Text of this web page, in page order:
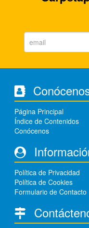
Página Principal
Índice de Contenidos
Conócenos
Política de Privacidad
Política de Cookies
Formulario de Contacto